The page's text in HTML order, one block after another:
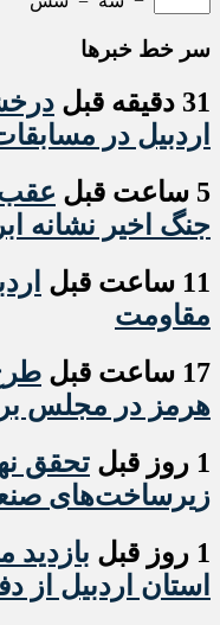
سر خط خبرها
31 دقیقه قبل
اردبیل در
5 ساعت قبل
جنگ اخیر نشانه
11 ساعت قبل
مقاومت
17 ساعت قبل
هرمز در مجلس
1 روز قبل
تحقق
زیرساخت‌های
1 روز قبل
استان اردبیل از